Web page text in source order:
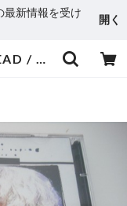
最新情報を受け
開く
【2CD】GRATEFUL DEAD / DEAD IN THE GARDEN | aeromamas2000